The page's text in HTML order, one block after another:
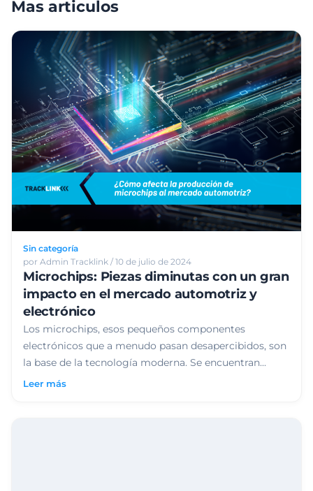
Mas articulos
Sin categoría
por Admin Tracklink / 10 de julio de 2024
Microchips: Piezas diminutas con un gran
impacto en el mercado automotriz y
electrónico
Los microchips, esos pequeños componentes
electrónicos que a menudo pasan desapercibidos, son
la base de la tecnología moderna. Se encuentran...
Leer más